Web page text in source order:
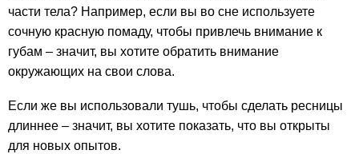
части тела? Например, если вы во сне используете
сочную красную помаду, чтобы привлечь внимание к
губам – значит, вы хотите обратить внимание
окружающих на свои слова.
Если же вы использовали тушь, чтобы сделать ресницы
длиннее – значит, вы хотите показать, что вы открыты
для новых опытов.